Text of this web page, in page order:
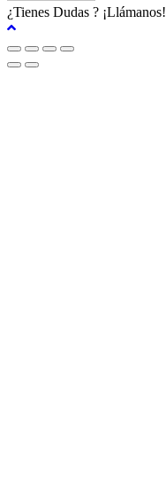
¿Tienes Dudas ? ¡Llámanos!